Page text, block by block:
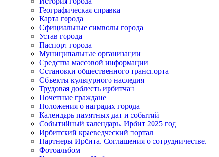
Географическая справка
Карта города
Официальные символы города
Устав города
Паспорт города
Муниципальные организации
Средства массовой информации
Остановки общественного транспорта
Объекты культурного наследия
Трудовая доблесть ирбитчан
Почетные граждане
Положения о наградах города
Календарь памятных дат и событий
Событийный календарь. Ирбит 2025 год
Ирбитский краеведческий портал
Партнеры Ирбита. Соглашения о сотрудничестве.
Фотоальбом